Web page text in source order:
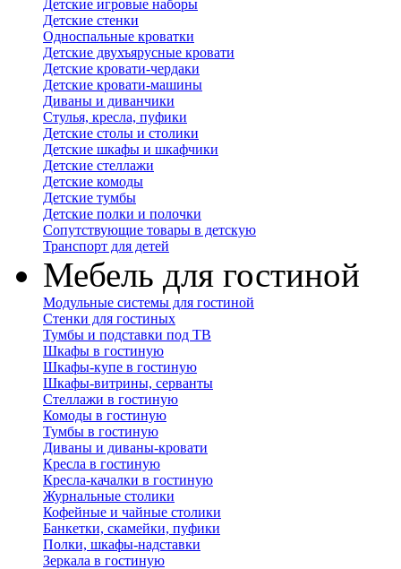
Детские игровые наборы
Детские стенки
Односпальные кроватки
Детские двухъярусные кровати
Детские кровати-чердаки
Детские кровати-машины
Диваны и диванчики
Стулья, кресла, пуфики
Детские столы и столики
Детские шкафы и шкафчики
Детские стеллажи
Детские комоды
Детские тумбы
Детские полки и полочки
Сопутствующие товары в детскую
Транспорт для детей
Мебель для гостиной
Модульные системы для гостиной
Стенки для гостиных
Тумбы и подставки под ТВ
Шкафы в гостиную
Шкафы-купе в гостиную
Шкафы-витрины, серванты
Стеллажи в гостиную
Комоды в гостиную
Тумбы в гостиную
Диваны и диваны-кровати
Кресла в гостиную
Кресла-качалки в гостиную
Журнальные столики
Кофейные и чайные столики
Банкетки, скамейки, пуфики
Полки, шкафы-надставки
Зеркала в гостиную